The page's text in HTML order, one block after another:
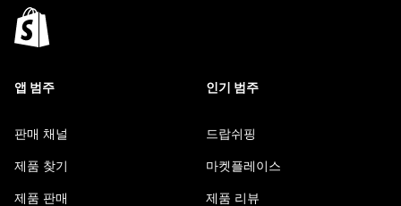
앱 범주
판매 채널
제품 찾기
제품 판매
인기 범주
드랍쉬핑
마켓플레이스
제품 리뷰